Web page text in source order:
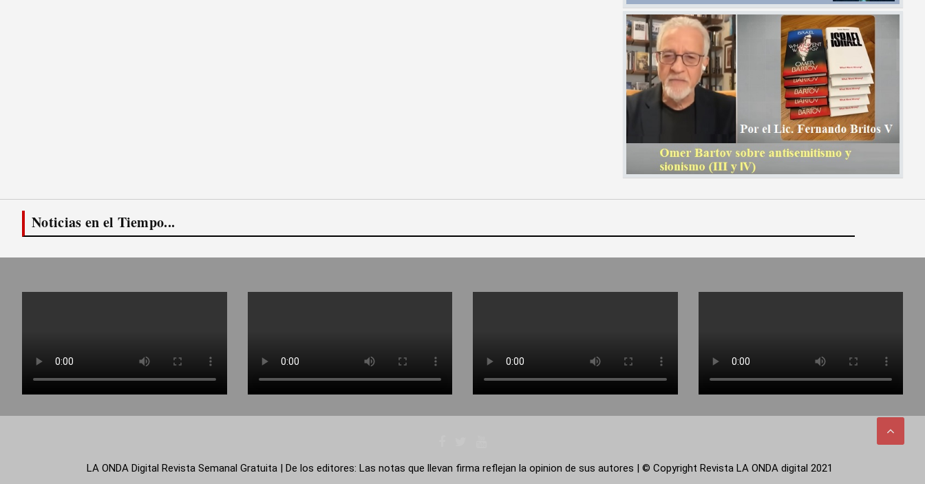
Noticias en el Tiempo...
LA ONDA Digital Revista Semanal Gratuita | De los editores: Las notas que llevan firma reflejan la opinion de sus autores | © Copyright Revista LA ONDA digital 2021